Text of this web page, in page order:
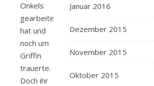
Onkels
gearbeitet
hat und
noch um
Griffin
trauerte.
Doch ihr
Januar 2016
Dezember 2015
November 2015
Oktober 2015